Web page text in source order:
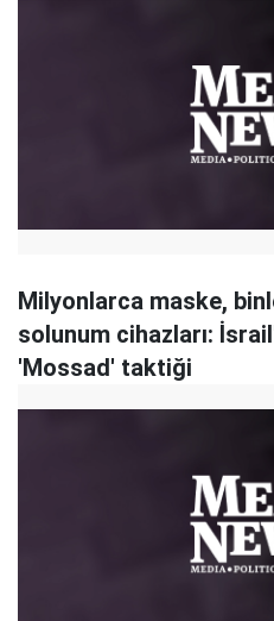
Milyonlarca maske,
solunum cihazları:
'Mossad' taktiği